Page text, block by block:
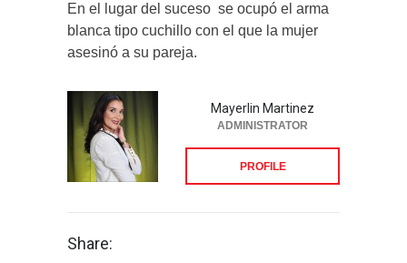
En el lugar del suceso se ocupó el arma
blanca tipo cuchillo con el que la mujer
asesinó a su pareja.
Mayerlin Martinez
ADMINISTRATOR
PROFILE
Share: